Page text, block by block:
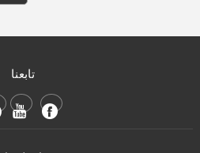
تابعنا